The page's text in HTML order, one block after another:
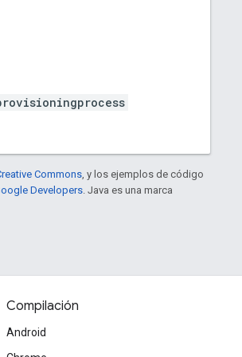
Commons , y los ejemplos de código
Developers . Java es una marca
Compilación
Android